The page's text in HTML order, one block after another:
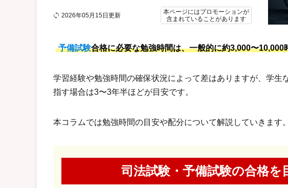
2026年05月15日更新
本ページにはプロモーションが
含まれていることがあります
予備試験合格に必要な勉強時間は、一般的に約3,000〜10,000
学習経験や勉強時間の確保状況によって差はありますが、学生
指す場合は3〜3年半ほどが目安です。
本コラムでは勉強時間の目安や配分について解説していきます。
司法試験・予備試験の合格を